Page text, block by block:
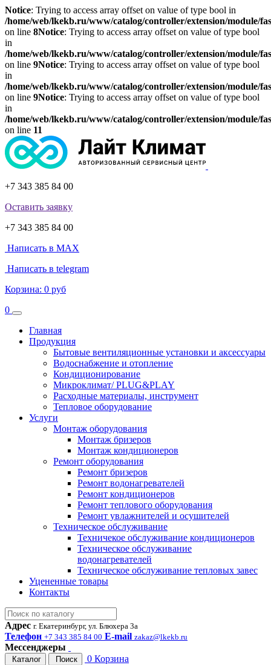
Notice: Trying to access array offset on value of type bool in
/home/web/lkekb.ru/www/catalog/controller/extension/module/
on line 8Notice: Trying to access array offset on value of type bool
in
/home/web/lkekb.ru/www/catalog/controller/extension/module/
on line 9Notice: Trying to access array offset on value of type bool
in
/home/web/lkekb.ru/www/catalog/controller/extension/module/
on line 9Notice: Trying to access array offset on value of type bool
in
/home/web/lkekb.ru/www/catalog/controller/extension/module/
on line 11
+7 343 385 84 00
Оставить заявку
+7 343 385 84 00
Написать в MAX
Написать в telegram
Корзина: 0 руб
0
Главная
Продукция
Бытовые вентиляционные установки и аксессуары
Водоснабжение и отопление
Кондиционирование
Микроклимат/ PLUG&PLAY
Расходные материалы, инструмент
Тепловое оборудование
Услуги
Монтаж оборудования
Монтаж бризеров
Монтаж кондиционеров
Ремонт оборудования
Ремонт бризеров
Ремонт водонагревателей
Ремонт кондиционеров
Ремонт теплового оборудования
Ремонт увлажнителей и осушителей
Техническое обслуживание
Техничекое обслуживание кондиционеров
Техническое обслуживание
водонагревателей
Техническое обслуживание тепловых завес
Уцененные товары
Контакты
Адрес г. Екатеринбург, ул. Блюхера 3а
Телефон +7 343 385 84 00 E-mail zakaz@lkekb.ru
Мессенджеры
Каталог Поиск 0 Корзина